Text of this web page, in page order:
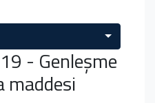
- Genleşme
maddesi